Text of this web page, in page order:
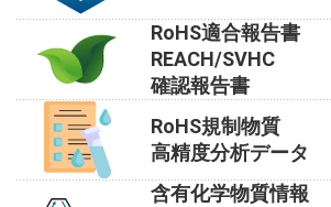
RoHS適合報告書
REACH/SVHC
確認報告書
RoHS規制物質
高精度分析データ
含有化学物質情報